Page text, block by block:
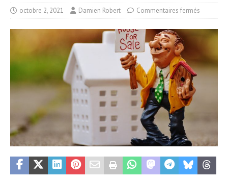
octobre 2, 2021 Damien Robert Commentaires fermés